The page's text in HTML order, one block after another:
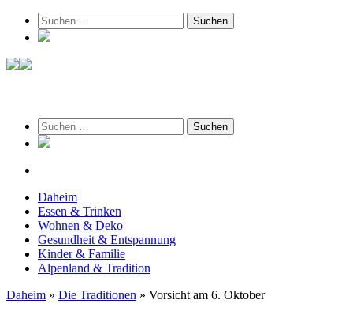
Suchen
nach:
Suchen
nach:
Daheim
Essen & Trinken
Wohnen & Deko
Gesundheit & Entspannung
Kinder & Familie
Alpenland & Tradition
Daheim » Die Traditionen » Vorsicht am 6. Oktober